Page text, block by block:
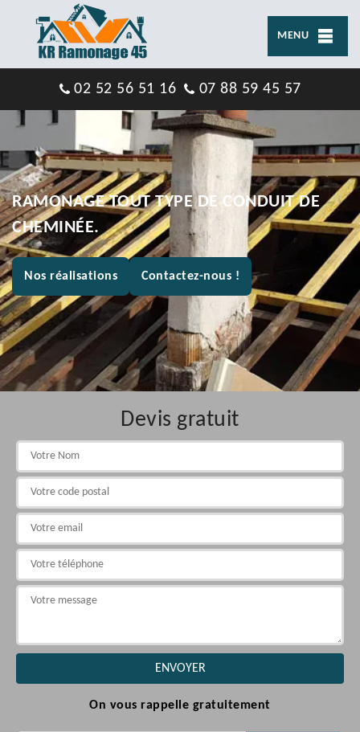
MENU
02 52 56 51 16 07 88 59 45 57
RAMONAGE TOUT TYPE DE CONDUIT DE
CHEMINÉE.
Nos réalisations Contactez-nous !
Devis gratuit
On vous rappelle gratuitement